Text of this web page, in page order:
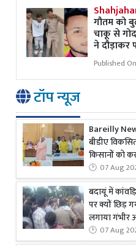
गौतम को
चाकू से
ने दौड़ाकर
Published
टॉप न्यूज
Bareilly
बीडीए
किसानों को
07 Aug
बदायूं में
पर क्यों छिड़
लगाया गंभीर
07 Aug